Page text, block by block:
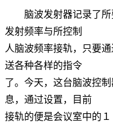
脑波发射器记录了所
发射频率与所控制
人脑波频率接轨，只要
送各种各样的指令
了。今天，这台脑波控
息，通过设置，目前
接轨的便是会议室中的１